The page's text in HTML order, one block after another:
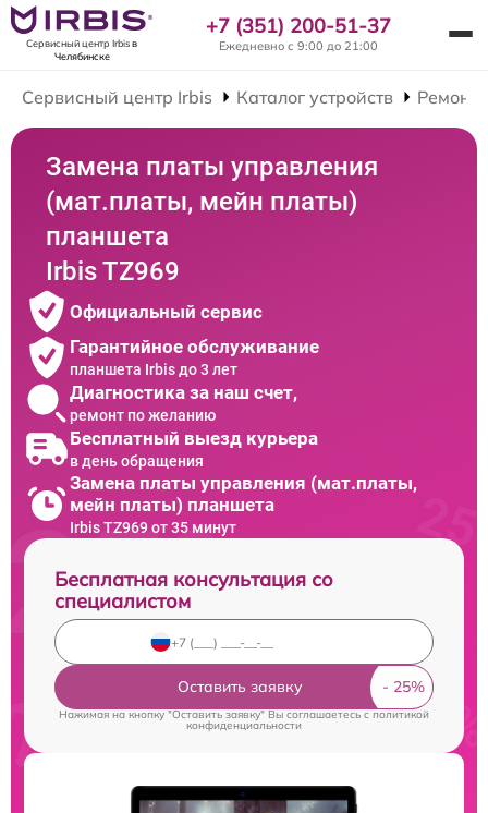
Сервисный центр Irbisв
Челябинске
+7 (351) 200-51-37
Ежедневно с 9:00 до 21:00
Сервисный центр Irbis Каталог устройств Ремонт
Замена платы управления
(мат.платы, мейн платы)
планшета
Irbis TZ969
Официальный сервис
Гарантийное обслуживание
планшета Irbis до 3 лет
Диагностика за наш счет,
ремонт по желанию
Бесплатный выезд курьера
в день обращения
Замена платы управления (мат.платы,
мейн платы) планшета
Irbis TZ969 от 35 минут
Бесплатная консультация со
специалистом
Оставить заявку
Нажимая на кнопку "Оставить заявку" Вы соглашаетесь c политикой
конфиденциальности